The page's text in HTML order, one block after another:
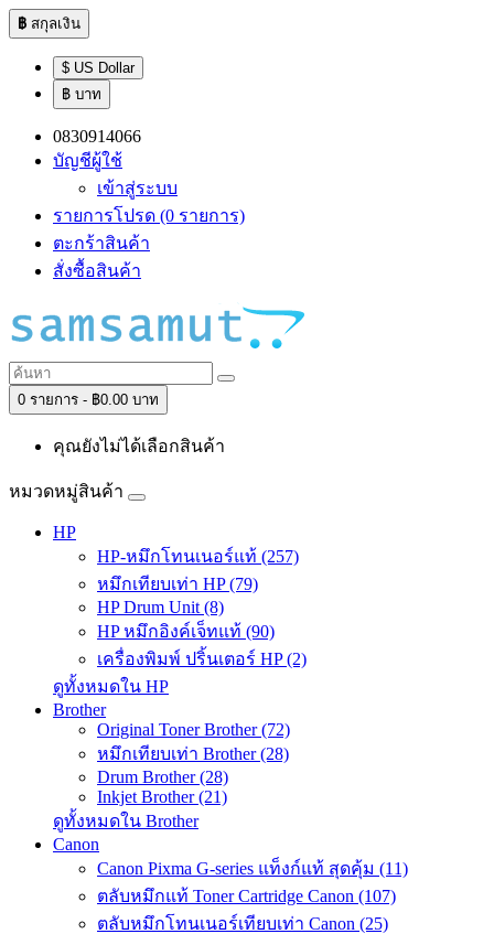
฿ สกุลเงิน
$ US Dollar
฿ บาท
0830914066
บัญชีผู้ใช้
เข้าสู่ระบบ
รายการโปรด (0 รายการ)
ตะกร้าสินค้า
สั่งซื้อสินค้า
0 รายการ - ฿0.00 บาท
คุณยังไม่ได้เลือกสินค้า
หมวดหมู่สินค้า
HP
HP-หมึกโทนเนอร์แท้ (257)
หมึกเทียบเท่า HP (79)
HP Drum Unit (8)
HP หมึกอิงค์เจ็ทแท้ (90)
เครื่องพิมพ์ ปริ้นเตอร์ HP (2)
ดูทั้งหมดใน HP
Brother
Original Toner Brother (72)
หมึกเทียบเท่า Brother (28)
Drum Brother (28)
Inkjet Brother (21)
ดูทั้งหมดใน Brother
Canon
Canon Pixma G-series แท็งก์แท้ สุดคุ้ม (11)
ตลับหมึกแท้ Toner Cartridge Canon (107)
ตลับหมึกโทนเนอร์เทียบเท่า Canon (25)